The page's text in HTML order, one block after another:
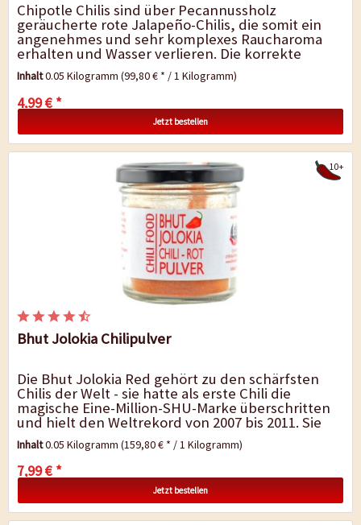
Chipotle Chilis sind über Pecannussholz
geräucherte rote Jalapeño-Chilis, die somit ein
angenehmes und sehr komplexes Raucharoma
erhalten und Wasser verlieren. Die korrekte
Bezeichnung lautet Chipotle Morita für...
Inhalt0.05 Kilogramm(99,80 € * / 1 Kilogramm)
4,99 € *
Jetzt bestellen
10+
Bhut Jolokia Chilipulver
Die Bhut Jolokia Red gehört zu den schärfsten
Chilis der Welt - sie hatte als erste Chili die
magische Eine-Million-SHU-Marke überschritten
und hielt den Weltrekord von 2007 bis 2011. Sie
stammt aus der Region Assam in...
Inhalt0.05 Kilogramm(159,80 € * / 1 Kilogramm)
7,99 € *
Jetzt bestellen